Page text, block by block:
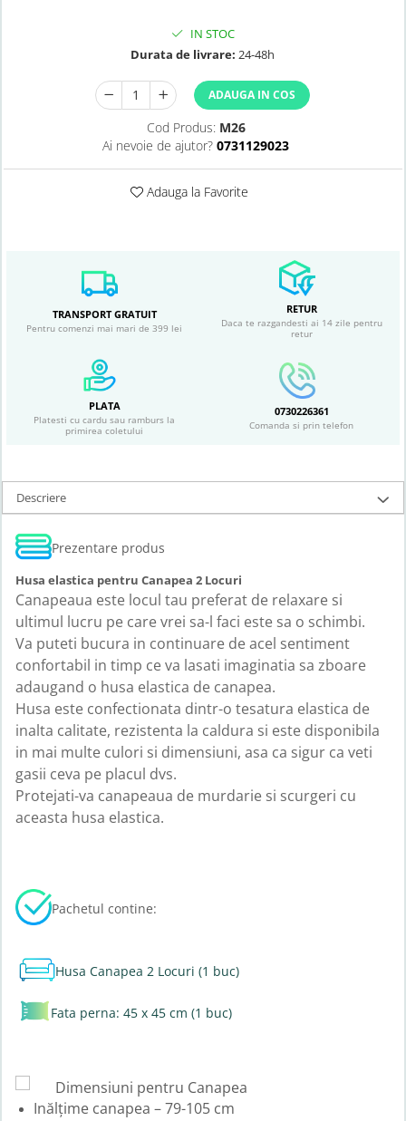
IN STOC
Durata de livrare: 24-48h
ADAUGA IN COS
Cod Produs: M26
Ai nevoie de ajutor? 0731129023
Adauga la Favorite
TRANSPORT GRATUIT
Pentru comenzi mai mari de 399 lei
RETUR
Daca te razgandesti ai 14 zile pentru
retur
PLATA
Platesti cu cardu sau ramburs la
primirea coletului
0730226361
Comanda si prin telefon
Descriere
Prezentare produs
Husa elastica pentru Canapea 2 Locuri
Canapeaua este locul tau preferat de relaxare si
ultimul lucru pe care vrei sa-l faci este sa o schimbi.
Va puteti bucura in continuare de acel sentiment
confortabil in timp ce va lasati imaginatia sa zboare
adaugand o husa elastica de canapea.
Husa este confectionata dintr-o tesatura elastica de
inalta calitate, rezistenta la caldura si este disponibila
in mai multe culori si dimensiuni, asa ca sigur ca veti
gasii ceva pe placul dvs.
Protejati-va canapeaua de murdarie si scurgeri cu
aceasta husa elastica.
Pachetul contine:
Husa Canapea 2 Locuri (1 buc)
Fata perna: 45 x 45 cm (1 buc)
Dimensiuni pentru Canapea
Inălțime canapea – 79-105 cm